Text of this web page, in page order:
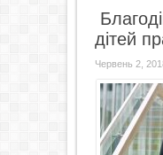
дітей
Червень 2,